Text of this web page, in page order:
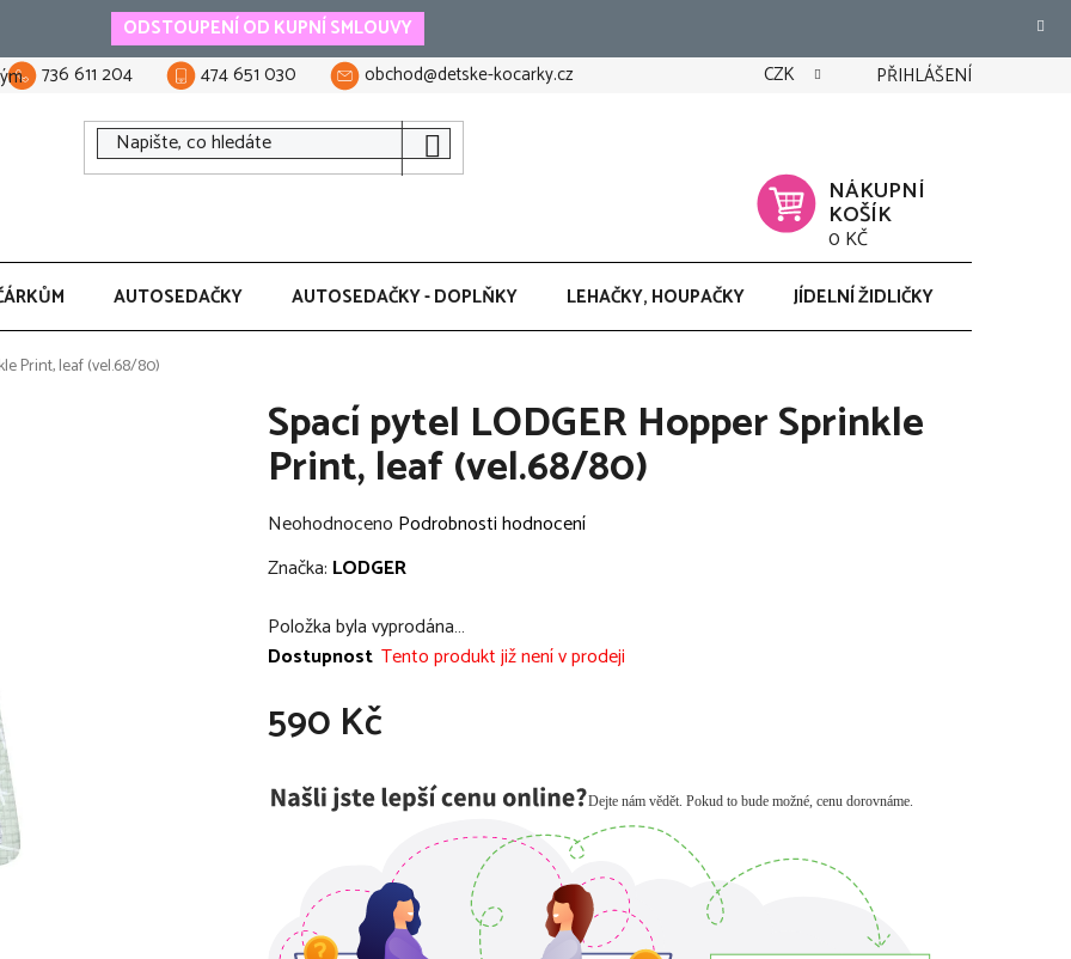
ODSTOUPENÍ OD KUPNÍ SMLOUVY
736 611 204 474 651 030 obchod@detske-kocarky.cz CZK PŘIHLÁŠENÍ
NÁKUPNÍ
KOŠÍK
0 KČ
AUTOSEDAČKY AUTOSEDAČKY - DOPLŇKY LEHAČKY, HOUPAČKY JÍDELNÍ ŽIDLIČKY
Print, leaf (vel.68/80)
Spací pytel LODGER Hopper Sprinkle
Print, leaf (vel.68/80)
Průměrné
hodnocení
je
0,0
5
Neohodnoceno Podrobnosti hodnocení
Značka: LODGER
Položka byla vyprodána…
Dostupnost Tento produkt již není v prodeji
590 Kč